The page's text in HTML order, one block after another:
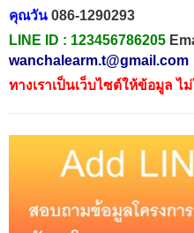
คุณวัน 086-1290293
LINE ID : 123456786205
wanchalearm.t@gmail.com
ทางเราเป็นเว็บไซต์ให้ข้อมูล ไ